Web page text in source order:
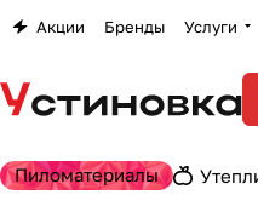
Акции Бренды Услуги
Пиломатериалы